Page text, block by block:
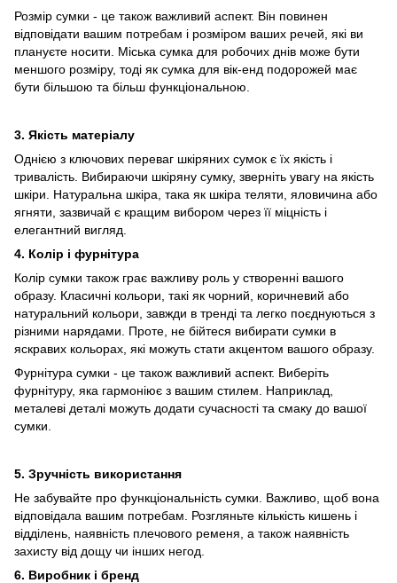
Розмір сумки - це також важливий аспект. Він повинен
відповідати вашим потребам і розміром ваших речей, які ви
плануєте носити. Міська сумка для робочих днів може бути
меншого розміру, тоді як сумка для вік-енд подорожей має
бути більшою та більш функціональною.
3. Якість матеріалу
Однією з ключових переваг шкіряних сумок є їх якість і
тривалість. Вибираючи шкіряну сумку, зверніть увагу на якість
шкіри. Натуральна шкіра, така як шкіра теляти, яловичина або
ягняти, зазвичай є кращим вибором через її міцність і
елегантний вигляд.
4. Колір і фурнітура
Колір сумки також грає важливу роль у створенні вашого
образу. Класичні кольори, такі як чорний, коричневий або
натуральний кольори, завжди в тренді та легко поєднуються з
різними нарядами. Проте, не бійтеся вибирати сумки в
яскравих кольорах, які можуть стати акцентом вашого образу.
Фурнітура сумки - це також важливий аспект. Виберіть
фурнітуру, яка гармоніює з вашим стилем. Наприклад,
металеві деталі можуть додати сучасності та смаку до вашої
сумки.
5. Зручність використання
Не забувайте про функціональність сумки. Важливо, щоб вона
відповідала вашим потребам. Розгляньте кількість кишень і
відділень, наявність плечового ременя, а також наявність
захисту від дощу чи інших негод.
6. Виробник і бренд